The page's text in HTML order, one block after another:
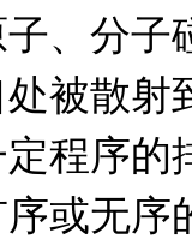
、分子
被散射
程序
或无